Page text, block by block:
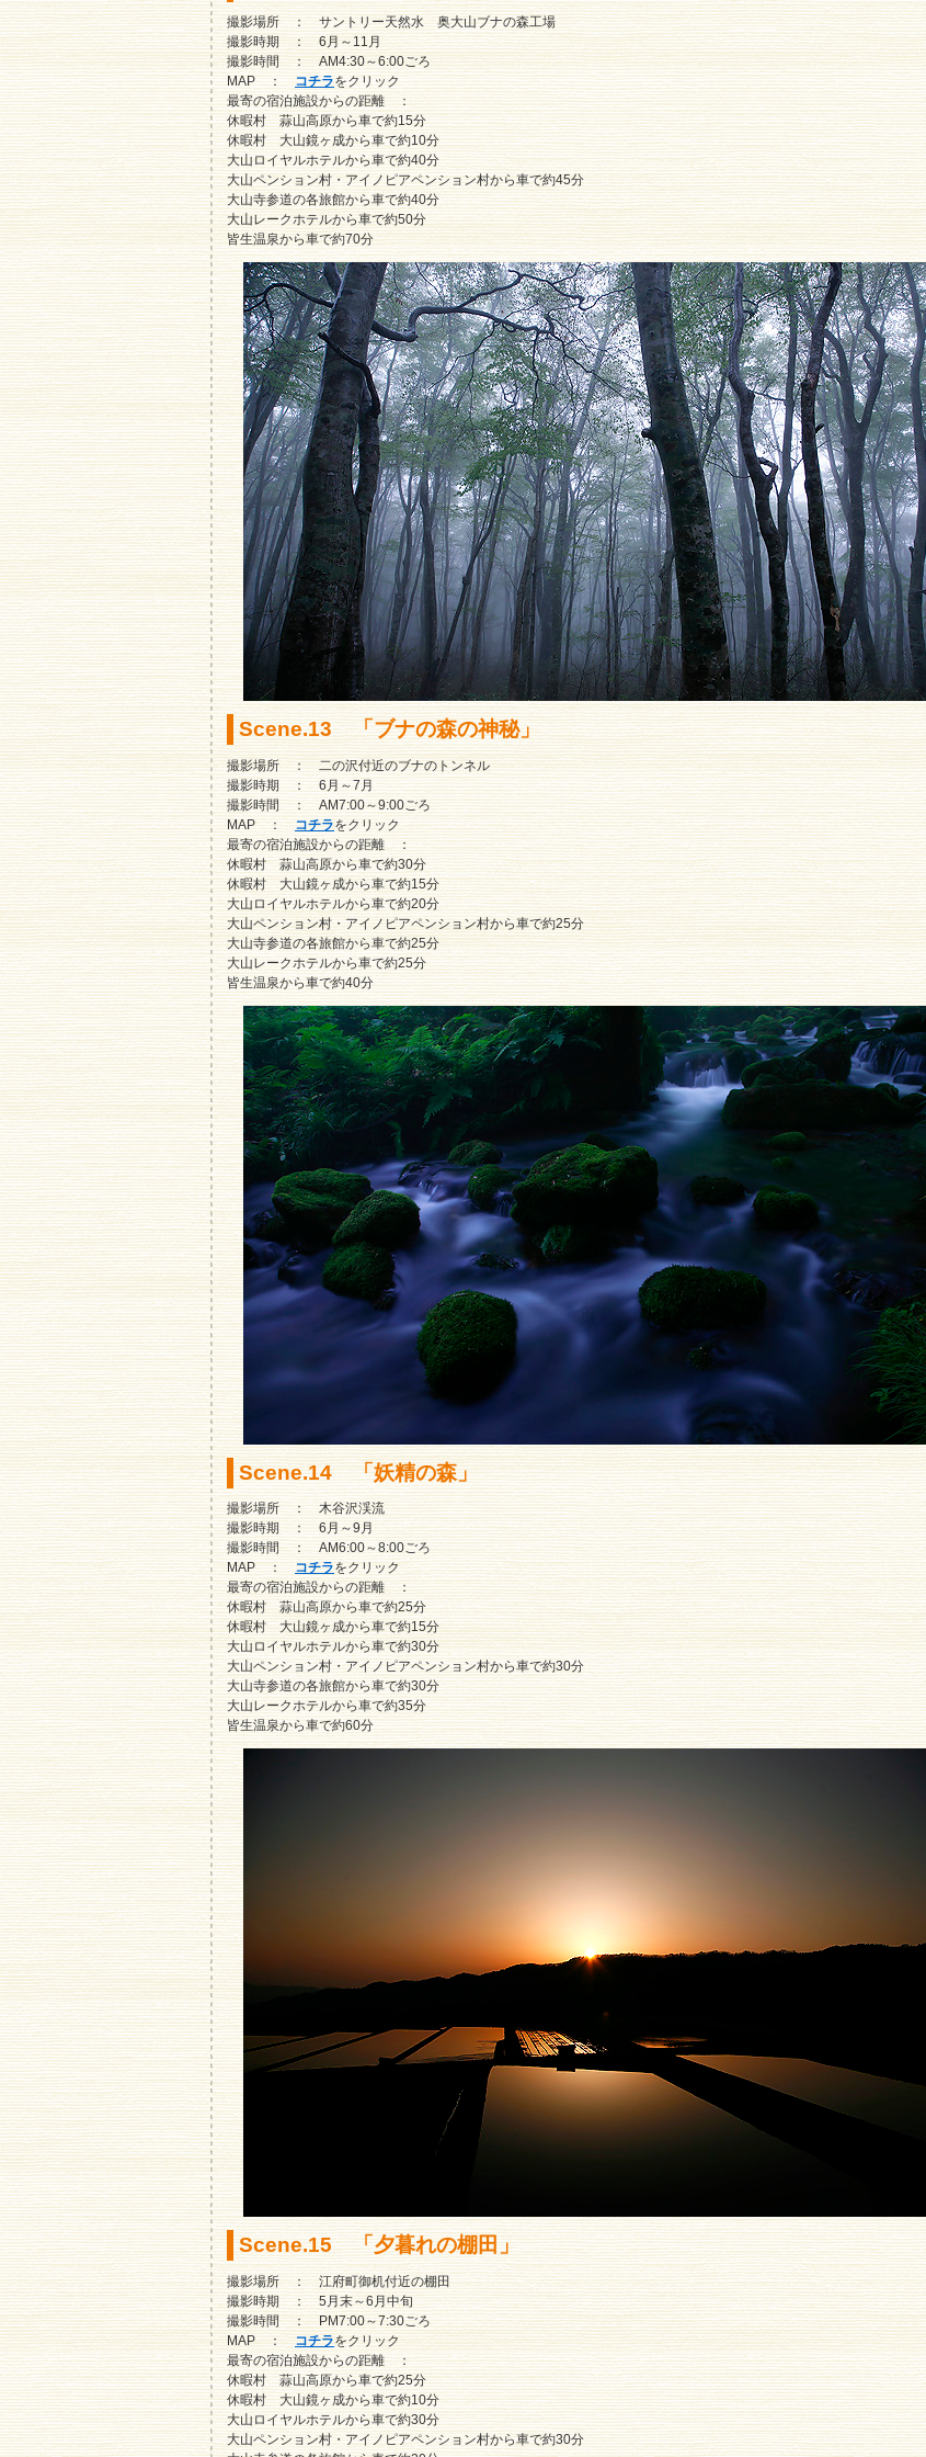
撮影場所 ： サントリー天然水 奥大山ブナの森工場
撮影時期 ： 6月～11月
撮影時間 ： AM4:30～6:00ごろ
MAP ：コチラをクリック
最寄の宿泊施設からの距離 ：
休暇村 蒜山高原から車で約15分
休暇村 大山鏡ヶ成から車で約10分
大山ロイヤルホテルから車で約40分
大山ペンション村・アイノピアペンション村から車で約45分
大山寺参道の各旅館から車で約40分
大山レークホテルから車で約50分
皆生温泉から車で約70分
Scene.13 「ブナの森の神秘」
撮影場所 ： 二の沢付近のブナのトンネル
撮影時期 ： 6月～7月
撮影時間 ： AM7:00～9:00ごろ
MAP ： コチラをクリック
最寄の宿泊施設からの距離 ：
休暇村 蒜山高原から車で約30分
休暇村 大山鏡ヶ成から車で約15分
大山ロイヤルホテルから車で約20分
大山ペンション村・アイノピアペンション村から車で約25分
大山寺参道の各旅館から車で約25分
大山レークホテルから車で約25分
皆生温泉から車で約40分
Scene.14 「妖精の森」
撮影場所 ： 木谷沢渓流
撮影時期 ： 6月～9月
撮影時間 ： AM6:00～8:00ごろ
MAP ：コチラをクリック
最寄の宿泊施設からの距離 ：
休暇村 蒜山高原から車で約25分
休暇村 大山鏡ヶ成から車で約15分
大山ロイヤルホテルから車で約30分
大山ペンション村・アイノピアペンション村から車で約30分
大山寺参道の各旅館から車で約30分
大山レークホテルから車で約35分
皆生温泉から車で約60分
Scene.15 「夕暮れの棚田」
撮影場所 ： 江府町御机付近の棚田
撮影時期 ： 5月末～6月中旬
撮影時間 ： PM7:00～7:30ごろ
MAP ：コチラをクリック
最寄の宿泊施設からの距離 ：
休暇村 蒜山高原から車で約25分
休暇村 大山鏡ヶ成から車で約10分
大山ロイヤルホテルから車で約30分
大山ペンション村・アイノピアペンション村から車で約30分